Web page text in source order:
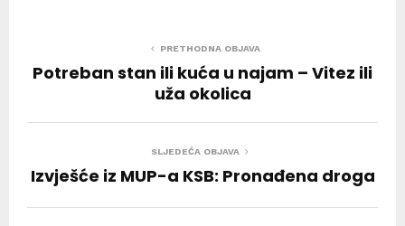
PRETHODNA OBJAVA
Potreban stan ili kuća u najam – Vitez ili
uža okolica
SLJEDEĆA OBJAVA
Izvješće iz MUP-a KSB: Pronađena droga